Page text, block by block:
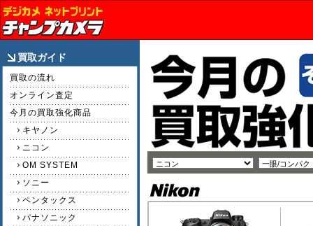
買取ガイド
買取の流れ
オンライン査定
今月の買取強化商品
キヤノン
ニコン
OM SYSTEM
ソニー
ペンタックス
パナソニック